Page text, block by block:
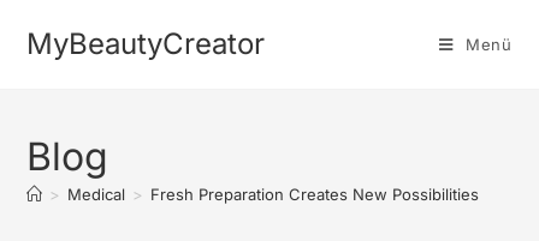
MyBeautyCreator Menü
Blog
> Medical > Fresh Preparation Creates New Possibilities